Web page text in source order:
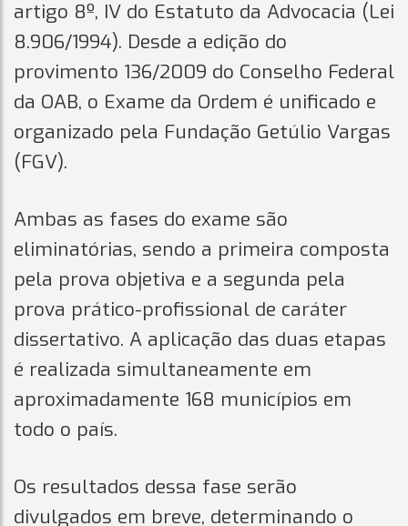
artigo 8º, IV do Estatuto da Advocacia (Lei
8.906/1994). Desde a edição do
provimento 136/2009 do Conselho Federal
da OAB, o Exame da Ordem é unificado e
organizado pela Fundação Getúlio Vargas
(FGV).
Ambas as fases do exame são
eliminatórias, sendo a primeira composta
pela prova objetiva e a segunda pela
prova prático-profissional de caráter
dissertativo. A aplicação das duas etapas
é realizada simultaneamente em
aproximadamente 168 municípios em
todo o país.
Os resultados dessa fase serão
divulgados em breve, determinando o